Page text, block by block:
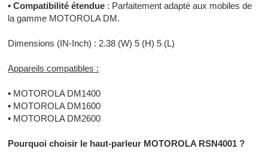
▪ Compatibilité étendue : Parfaitement adapté aux mobiles de
la gamme MOTOROLA DM.
Dimensions (IN-Inch) : 2.38 (W) 5 (H) 5 (L)
Appareils compatibles :
▪ MOTOROLA DM1400
▪ MOTOROLA DM1600
▪ MOTOROLA DM2600
Pourquoi choisir le haut-parleur MOTOROLA RSN4001 ?